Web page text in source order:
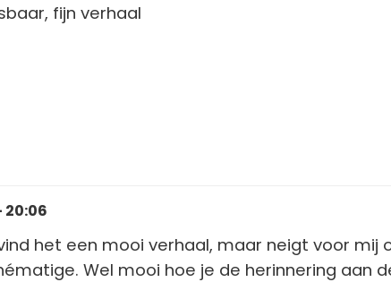
fijn verhaal
20:06
het een mooi verhaal, maar neigt voor mij
Wel mooi hoe je de herinnering aan